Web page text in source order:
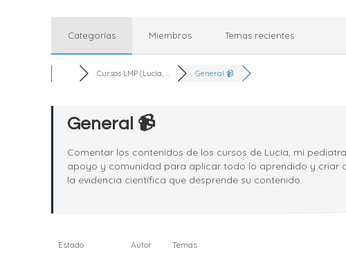
Categorías Miembros Temas recientes
Cursos LMP (Lucía, ... General 📹
General 📹
Comentar los contenidos de los cursos de Lucía, mi
apoyo y comunidad para aplicar todo lo aprendido y criar
la evidencia científica que desprende su contenido.
Estado Autor Temas